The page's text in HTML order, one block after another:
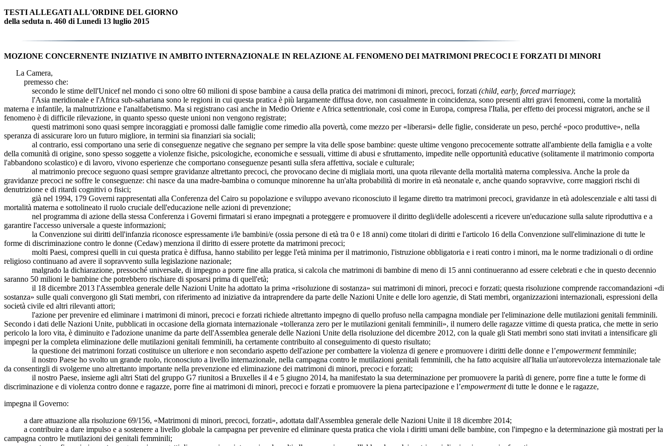
TESTI ALLEGATI ALL'ORDINE DEL GIORNO
della seduta n. 460 di Lunedì 13 luglio 2015
MOZIONE CONCERNENTE INIZIATIVE IN AMBITO INTERNAZIONALE IN RELAZIONE AL FENOMENO DEI MATRIMONI PRECOCI E FORZATI DI MINORI
La Camera,
premesso che:
secondo le stime dell'Unicef nel mondo ci sono oltre 60 milioni di spose bambine a causa della pratica dei matrimoni di minori, precoci, forzati (child, early, forced marriage);
l'Asia meridionale e l'Africa sub-sahariana sono le regioni in cui questa pratica è più largamente diffusa dove, non casualmente in coincidenza, sono presenti altri gravi fenomeni, come la mortalità
materna e infantile, la malnutrizione e l'analfabetismo. Ma si registrano casi anche in Medio Oriente e Africa settentrionale, così come in Europa, compresa l'Italia, per effetto dei processi migratori, anche se il
fenomeno è di difficile rilevazione, in quanto spesso queste unioni non vengono registrate;
questi matrimoni sono quasi sempre incoraggiati e promossi dalle famiglie come rimedio alla povertà, come mezzo per «liberarsi» delle figlie, considerate un peso, perché «poco produttive», nella
speranza di assicurare loro un futuro migliore, in termini sia finanziari sia sociali;
al contrario, essi comportano una serie di conseguenze negative che segnano per sempre la vita delle spose bambine: queste ultime vengono precocemente sottratte all'ambiente della famiglia e a volte
della comunità di origine, sono spesso soggette a violenze fisiche, psicologiche, economiche e sessuali, vittime di abusi e sfruttamento, impedite nelle opportunità educative (solitamente il matrimonio comporta
l'abbandono scolastico) e di lavoro, vivono esperienze che comportano conseguenze pesanti sulla sfera affettiva, sociale e culturale;
al matrimonio precoce seguono quasi sempre gravidanze altrettanto precoci, che provocano decine di migliaia morti, una quota rilevante della mortalità materna complessiva. Anche la prole da
gravidanze precoci ne soffre le conseguenze: chi nasce da una madre-bambina o comunque minorenne ha un'alta probabilità di morire in età neonatale e, anche quando sopravvive, corre maggiori rischi di
denutrizione e di ritardi cognitivi o fisici;
già nel 1994, 179 Governi rappresentati alla Conferenza del Cairo su popolazione e sviluppo avevano riconosciuto il legame diretto tra matrimoni precoci, gravidanze in età adolescenziale e alti tassi di
mortalità materna e sottolineato il ruolo cruciale dell'educazione nelle azioni di prevenzione;
nel programma di azione della stessa Conferenza i Governi firmatari si erano impegnati a proteggere e promuovere il diritto degli/delle adolescenti a ricevere un'educazione sulla salute riproduttiva e a
garantire l'accesso universale a queste informazioni;
la Convenzione sui diritti dell'infanzia riconosce espressamente i/le bambini/e (ossia persone di età tra 0 e 18 anni) come titolari di diritti e l'articolo 16 della Convenzione sull'eliminazione di tutte le
forme di discriminazione contro le donne (Cedaw) menziona il diritto di essere protette da matrimoni precoci;
molti Paesi, compresi quelli in cui questa pratica è diffusa, hanno stabilito per legge l'età minima per il matrimonio, l'istruzione obbligatoria e i reati contro i minori, ma le norme tradizionali o di ordine
religioso continuano ad avere il sopravvento sulla legislazione nazionale;
malgrado la dichiarazione, pressoché universale, di impegno a porre fine alla pratica, si calcola che matrimoni di bambine di meno di 15 anni continueranno ad essere celebrati e che in questo decennio
saranno 50 milioni le bambine che potrebbero rischiare di sposarsi prima di quell'età;
il 18 dicembre 2013 l'Assemblea generale delle Nazioni Unite ha adottato la prima «risoluzione di sostanza» sui matrimoni di minori, precoci e forzati; questa risoluzione comprende raccomandazioni «di
sostanza» sulle quali convergono gli Stati membri, con riferimento ad iniziative da intraprendere da parte delle Nazioni Unite e delle loro agenzie, di Stati membri, organizzazioni internazionali, espressioni della
società civile ed altri rilevanti attori;
l'azione per prevenire ed eliminare i matrimoni di minori, precoci e forzati richiede altrettanto impegno di quello profuso nella campagna mondiale per l'eliminazione delle mutilazioni genitali femminili.
Secondo i dati delle Nazioni Unite, pubblicati in occasione della giornata internazionale «tolleranza zero per le mutilazioni genitali femminili», il numero delle ragazze vittime di questa pratica, che mette in serio
pericolo la loro vita, è diminuito e l'adozione unanime da parte dell'Assemblea generale delle Nazioni Unite della risoluzione del dicembre 2012, con la quale gli Stati membri sono stati invitati a intensificare gli
impegni per la completa eliminazione delle mutilazioni genitali femminili, ha certamente contribuito al conseguimento di questo risultato;
la questione dei matrimoni forzati costituisce un ulteriore e non secondario aspetto dell'azione per combattere la violenza di genere e promuovere i diritti delle donne e l’empowermentfemminile;
il nostro Paese ho svolto un grande ruolo, riconosciuto a livello internazionale, nella campagna contro le mutilazioni genitali femminili, che ha fatto acquisire all'Italia un'autorevolezza internazionale tale
da consentirgli di svolgerne uno altrettanto importante nella prevenzione ed eliminazione dei matrimoni di minori, precoci e forzati;
il nostro Paese, insieme agli altri Stati del gruppo G7 riunitosi a Bruxelles il 4 e 5 giugno 2014, ha manifestato la sua determinazione per promuovere la parità di genere, porre fine a tutte le forme di
discriminazione e di violenza contro donne e ragazze, porre fine ai matrimoni di minori, precoci e forzati e promuovere la piena partecipazione e l’empowermentdi tutte le donne e le ragazze,
impegna il Governo:
a dare attuazione alla risoluzione 69/156, «Matrimoni di minori, precoci, forzati», adottata dall'Assemblea generale delle Nazioni Unite il 18 dicembre 2014;
a contribuire a dare impulso e a sostenere a livello globale la campagna per prevenire ed eliminare questa pratica che viola i diritti umani delle bambine, con l'impegno e la determinazione già mostrati per la
campagna contro le mutilazioni dei genitali femminili;